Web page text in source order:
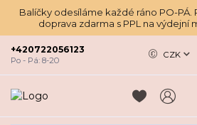
Balíčky odesíláme každé ráno PO-PÁ.
doprava zdarma s PPL na výdejní
CZK
+420722056123
Po - Pá: 8-20